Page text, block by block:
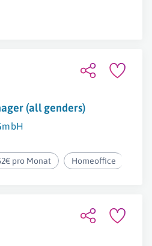
(all genders)
pro Monat Homeoffice